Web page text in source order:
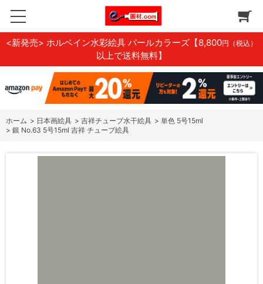
<新発売> ホルベイン水彩絵具 パールカラーズ 【8,800円（税込）
以上で送料無料】
ホーム > 日本画絵具 > 吉祥チューブ水干絵具 > 単色 5号15ml
> 銀 No.63 5号15ml 吉祥 チューブ絵具